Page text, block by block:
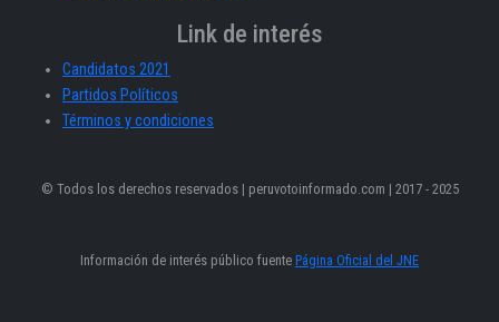
Link de interés
Candidatos 2021
Partidos Políticos
Términos y condiciones
© Todos los derechos reservados | peruvotoinformado.com | 2017 - 2025
Información de interés público fuente Página Oficial del JNE